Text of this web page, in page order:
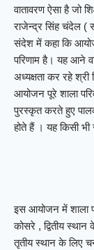
वातावरण ऐसा है जो
राजेन्द्र सिंह चंदेल (
संदेश में कहा कि
परिणाम है। यह आने
अध्यक्षता कर रहे श्री
आयोजन पूरे शाला
पुरस्कृत करते हुए
होते हैं । यह किसी भी
इस आयोजन में शाला
कोसरे , द्वितीय स्थान
तृतीय स्थान के लिए